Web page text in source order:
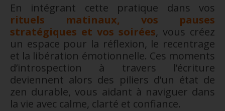
En intégrant cette pratique dans vos
rituels matinaux, vos pauses
stratégiques et vos soirées, vous créez
un espace pour la réflexion, le recentrage
et la libération émotionnelle. Ces moments
d’introspection à travers l’écriture
deviennent alors des piliers d’un état de
zen durable, vous aidant à naviguer dans
la vie avec calme, clarté et confiance.